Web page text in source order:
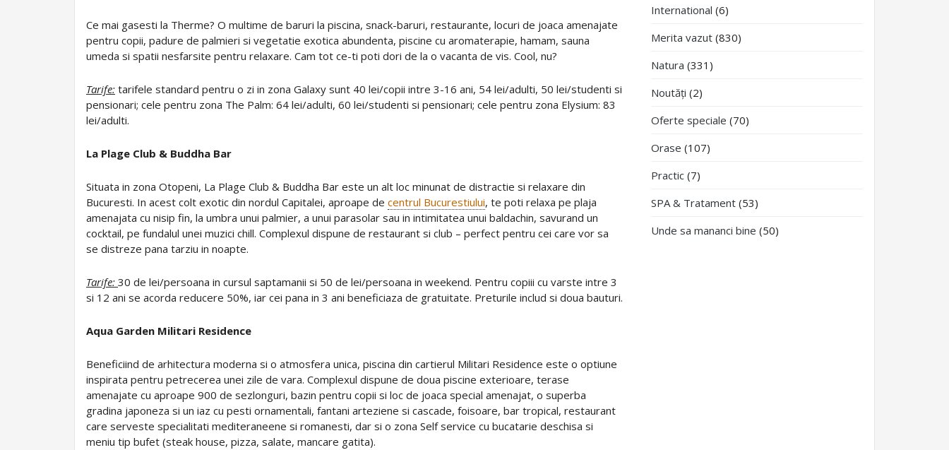
Ce mai gasesti la Therme? O multime de baruri la piscina, snack-baruri, restaurante, locuri de joaca amenajate
pentru copii, padure de palmieri si vegetatie exotica abundenta, piscine cu aromaterapie, hamam, sauna
umeda si spatii nesfarsite pentru relaxare. Cam tot ce-ti poti dori de la o vacanta de vis. Cool, nu?
Tarife: tarifele standard pentru o zi in zona Galaxy sunt 40 lei/copii intre 3-16 ani, 54 lei/adulti, 50 lei/studenti si
pensionari; cele pentru zona The Palm: 64 lei/adulti, 60 lei/studenti si pensionari; cele pentru zona Elysium: 83
lei/adulti.
La Plage Club & Buddha Bar
Situata in zona Otopeni, La Plage Club & Buddha Bar este un alt loc minunat de distractie si relaxare din
Bucuresti. In acest colt exotic din nordul Capitalei, aproape de centrul Bucurestiului, te poti relaxa pe plaja
amenajata cu nisip fin, la umbra unui palmier, a unui parasolar sau in intimitatea unui baldachin, savurand un
cocktail, pe fundalul unei muzici chill. Complexul dispune de restaurant si club – perfect pentru cei care vor sa
se distreze pana tarziu in noapte.
Tarife: 30 de lei/persoana in cursul saptamanii si 50 de lei/persoana in weekend. Pentru copiii cu varste intre 3
si 12 ani se acorda reducere 50%, iar cei pana in 3 ani beneficiaza de gratuitate. Preturile includ si doua bauturi.
Aqua Garden Militari Residence
Beneficiind de arhitectura moderna si o atmosfera unica, piscina din cartierul Militari Residence este o optiune
inspirata pentru petrecerea unei zile de vara. Complexul dispune de doua piscine exterioare, terase
amenajate cu aproape 900 de sezlonguri, bazin pentru copii si loc de joaca special amenajat, o superba
gradina japoneza si un iaz cu pesti ornamentali, fantani arteziene si cascade, foisoare, bar tropical, restaurant
care serveste specialitati mediteraneene si romanesti, dar si o zona Self service cu bucatarie deschisa si
meniu tip bufet (steak house, pizza, salate, mancare gatita).
International (6)
Merita vazut (830)
Natura (331)
Noutăți (2)
Oferte speciale (70)
Orase (107)
Practic (7)
SPA & Tratament (53)
Unde sa mananci bine (50)